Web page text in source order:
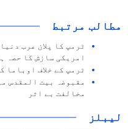
مطالب مرتبط
ٹرمپ کا پلان عرب
امریکی سازش کا حصہ
ٹرمپ کے خلاف اوباما
مقبوضہ بیت المقدس
مخالفت بے اثر
لیبلز